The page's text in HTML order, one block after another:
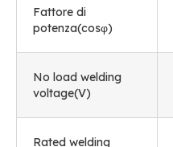
Fattore di
potenza(cosφ)
No load welding
voltage(V)
Rated welding